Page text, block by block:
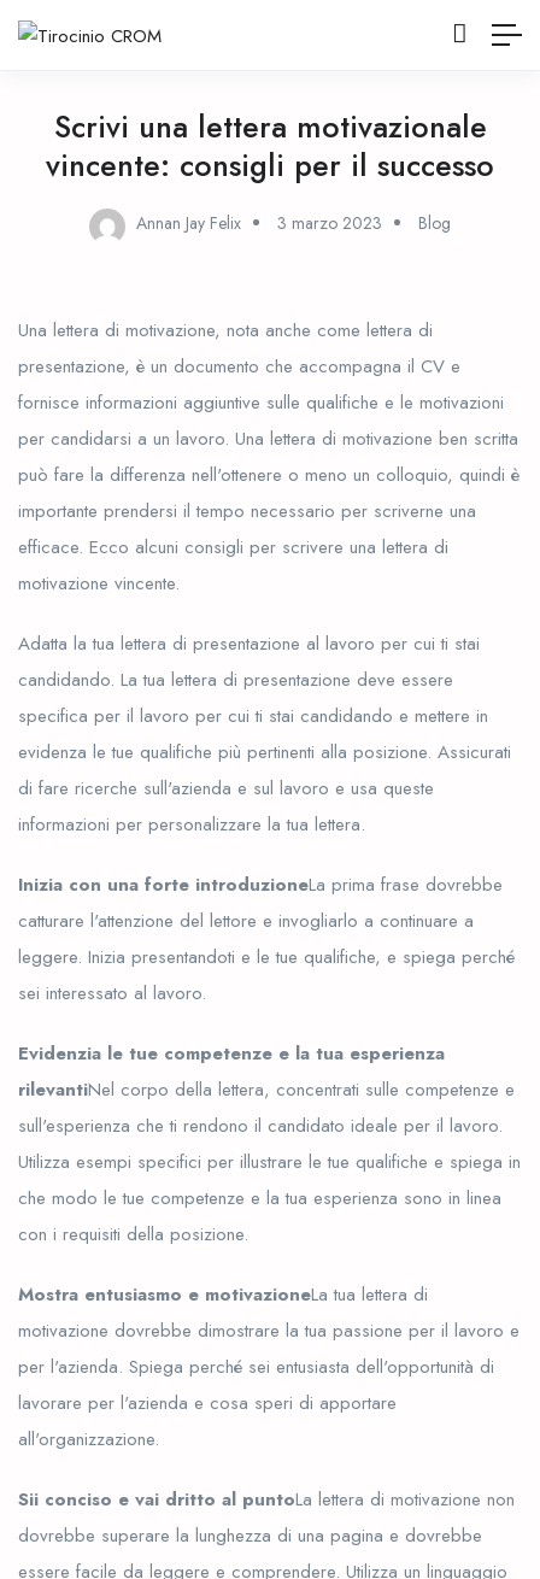
Scrivi una lettera motivazionale
vincente: consigli per il successo
Annan Jay Felix 3 marzo 2023 Blog
Una lettera di motivazione, nota anche come lettera di
presentazione, è un documento che accompagna il CV e
fornisce informazioni aggiuntive sulle qualifiche e le motivazioni
per candidarsi a un lavoro. Una lettera di motivazione ben scritta
può fare la differenza nell'ottenere o meno un colloquio, quindi è
importante prendersi il tempo necessario per scriverne una
efficace. Ecco alcuni consigli per scrivere una lettera di
motivazione vincente.
Adatta la tua lettera di presentazione al lavoro per cui ti stai
candidando. La tua lettera di presentazione deve essere
specifica per il lavoro per cui ti stai candidando e mettere in
evidenza le tue qualifiche più pertinenti alla posizione. Assicurati
di fare ricerche sull'azienda e sul lavoro e usa queste
informazioni per personalizzare la tua lettera.
Inizia con una forte introduzioneLa prima frase dovrebbe
catturare l'attenzione del lettore e invogliarlo a continuare a
leggere. Inizia presentandoti e le tue qualifiche, e spiega perché
sei interessato al lavoro.
Evidenzia le tue competenze e la tua esperienza
rilevantiNel corpo della lettera, concentrati sulle competenze e
sull'esperienza che ti rendono il candidato ideale per il lavoro.
Utilizza esempi specifici per illustrare le tue qualifiche e spiega in
che modo le tue competenze e la tua esperienza sono in linea
con i requisiti della posizione.
Mostra entusiasmo e motivazioneLa tua lettera di
motivazione dovrebbe dimostrare la tua passione per il lavoro e
per l'azienda. Spiega perché sei entusiasta dell'opportunità di
lavorare per l'azienda e cosa speri di apportare
all'organizzazione.
Sii conciso e vai dritto al puntoLa lettera di motivazione non
dovrebbe superare la lunghezza di una pagina e dovrebbe
essere facile da leggere e comprendere. Utilizza un linguaggio